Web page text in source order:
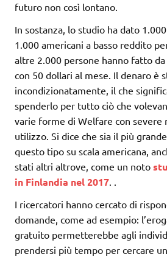
futuro non così lontano.
In sostanza, lo studio ha dato
1.000 americani a basso reddito
altre 2.000 persone hanno fatto
con 50 dollari al mese. Il denaro è
incondizionatamente, il che
spenderlo per tutto ciò che
varie forme di Welfare con severe
utilizzo. Si dice che sia il più
questo tipo su scala americana,
stati altri altrove, come un noto
in Finlandia nel 2017. .
I ricercatori hanno cercato di
domande, come ad esempio:
gratuito permetterebbe agli
prendersi più tempo per cercare